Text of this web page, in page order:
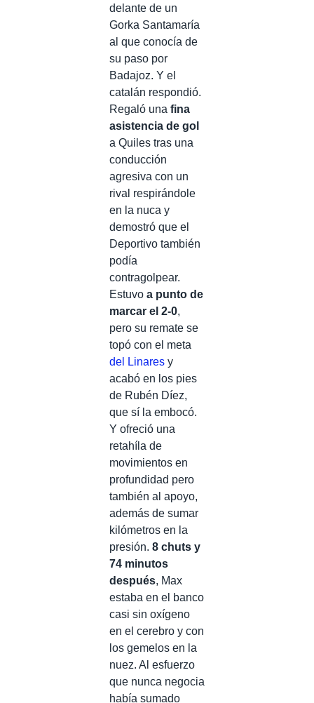
delante de un
Gorka Santamaría
al que conocía de
su paso por
Badajoz. Y el
catalán respondió.
Regaló una fina
asistencia de gol
a Quiles tras una
conducción
agresiva con un
rival respirándole
en la nuca y
demostró que el
Deportivo también
podía
contragolpear.
Estuvo a punto de
marcar el 2-0,
pero su remate se
topó con el meta
del Linares y
acabó en los pies
de Rubén Díez,
que sí la embocó.
Y ofreció una
retahíla de
movimientos en
profundidad pero
también al apoyo,
además de sumar
kilómetros en la
presión. 8 chuts y
74 minutos
después, Max
estaba en el banco
casi sin oxígeno
en el cerebro y con
los gemelos en la
nuez. Al esfuerzo
que nunca negocia
había sumado